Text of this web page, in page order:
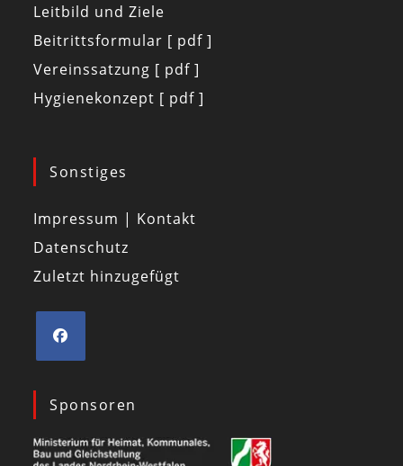
Leitbild und Ziele
Beitrittsformular [ pdf ]
Vereinssatzung [ pdf ]
Hygienekonzept [ pdf ]
Sonstiges
Impressum | Kontakt
Datenschutz
Zuletzt hinzugefügt
Sponsoren